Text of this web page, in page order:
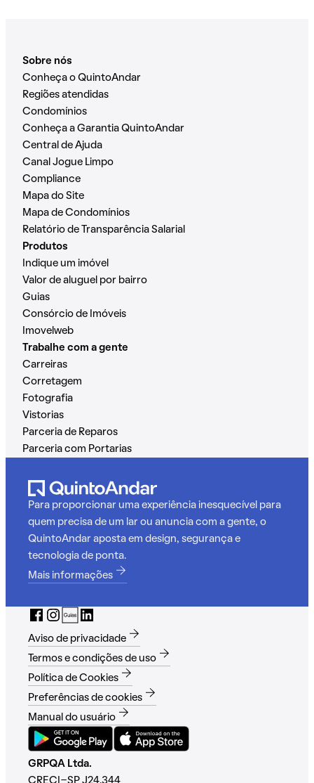
Sobre nós
Conheça o QuintoAndar
Regiões atendidas
Condomínios
Conheça a Garantia QuintoAndar
Central de Ajuda
Canal Jogue Limpo
Compliance
Mapa do Site
Mapa de Condomínios
Relatório de Transparência Salarial
Produtos
Indique um imóvel
Valor de aluguel por bairro
Guias
Consórcio de Imóveis
Imovelweb
Trabalhe com a gente
Carreiras
Corretagem
Fotografia
Vistorias
Parceria de Reparos
Parceria com Portarias
Para proporcionar uma experiência inesquecível para
quem precisa de um lar ou anuncia com a gente, o
QuintoAndar aposta em design, segurança e
tecnologia de ponta.
Mais informações
Aviso de privacidade
Termos e condições de uso
Política de Cookies
Preferências de cookies
Manual do usuário
GRPQA Ltda.